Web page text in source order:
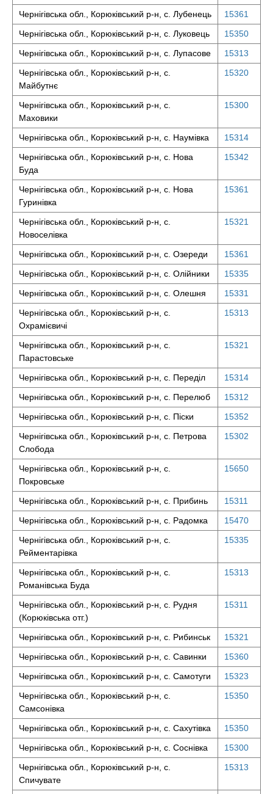
Чернігівська обл., Корюківський р-н, с. Лубенець
15361
Чернігівська обл., Корюківський р-н, с. Луковець
15350
Чернігівська обл., Корюківський р-н, с. Лупасове
15313
Чернігівська обл., Корюківський р-н, с.
Майбутнє
15320
Чернігівська обл., Корюківський р-н, с.
Маховики
15300
Чернігівська обл., Корюківський р-н, с. Наумівка
15314
Чернігівська обл., Корюківський р-н, с. Нова
Буда
15342
Чернігівська обл., Корюківський р-н, с. Нова
Гуринівка
15361
Чернігівська обл., Корюківський р-н, с.
Новоселівка
15321
Чернігівська обл., Корюківський р-н, с. Озереди
15361
Чернігівська обл., Корюківський р-н, с. Олійники
15335
Чернігівська обл., Корюківський р-н, с. Олешня
15331
Чернігівська обл., Корюківський р-н, с.
Охрамієвичі
15313
Чернігівська обл., Корюківський р-н, с.
Парастовське
15321
Чернігівська обл., Корюківський р-н, с. Переділ
15314
Чернігівська обл., Корюківський р-н, с. Перелюб
15312
Чернігівська обл., Корюківський р-н, с. Піски
15352
Чернігівська обл., Корюківський р-н, с. Петрова
Слобода
15302
Чернігівська обл., Корюківський р-н, с.
Покровське
15650
Чернігівська обл., Корюківський р-н, с. Прибинь
15311
Чернігівська обл., Корюківський р-н, с. Радомка
15470
Чернігівська обл., Корюківський р-н, с.
Рейментарівка
15335
Чернігівська обл., Корюківський р-н, с.
Романівська Буда
15313
Чернігівська обл., Корюківський р-н, с. Рудня
(Корюківська отг.)
15311
Чернігівська обл., Корюківський р-н, с. Рибинськ
15321
Чернігівська обл., Корюківський р-н, с. Савинки
15360
Чернігівська обл., Корюківський р-н, с. Самотуги
15323
Чернігівська обл., Корюківський р-н, с.
Самсонівка
15350
Чернігівська обл., Корюківський р-н, с. Сахутівка
15350
Чернігівська обл., Корюківський р-н, с. Соснівка
15300
Чернігівська обл., Корюківський р-н, с.
Спичувате
15313